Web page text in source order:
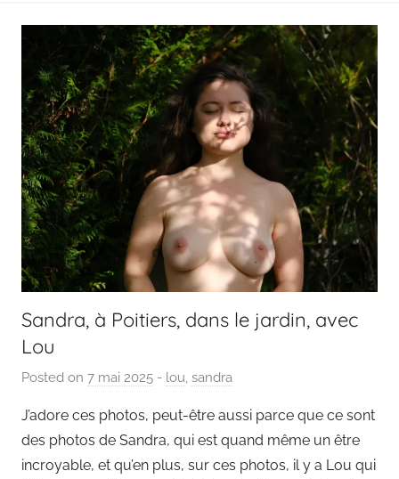
Sandra, à Poitiers, dans le jardin, avec
Lou
Posted on 7 mai 2025 b
P
a
i
- lou, sandra
J’adore ces photos, peut-être aussi parce que ce sont
des photos de Sandra, qui est quand même un être
incroyable, et qu’en plus, sur ces photos, il y a Lou qui